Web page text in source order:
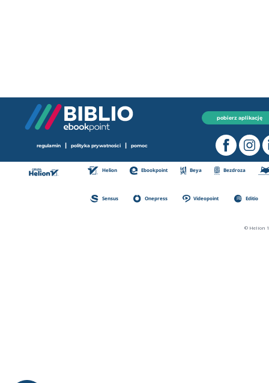
pobierz aplikację
regulamin | polityka prywatności | pomoc
Helion Ebookpoint Beya Bezdroza
Sensus Onepress Videopoint Editio
© Helion